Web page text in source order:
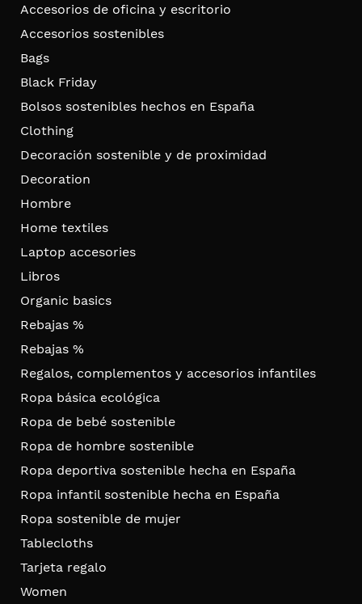
Accesorios de oficina y escritorio
Accesorios sostenibles
Bags
Black Friday
Bolsos sostenibles hechos en España
Clothing
Decoración sostenible y de proximidad
Decoration
Hombre
Home textiles
Laptop accesories
Libros
Organic basics
Rebajas %
Rebajas %
Regalos, complementos y accesorios infantiles
Ropa básica ecológica
Ropa de bebé sostenible
Ropa de hombre sostenible
Ropa deportiva sostenible hecha en España
Ropa infantil sostenible hecha en España
Ropa sostenible de mujer
Tablecloths
Tarjeta regalo
Women